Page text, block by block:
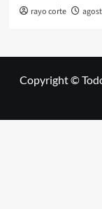
rayo corte
Copyright ©